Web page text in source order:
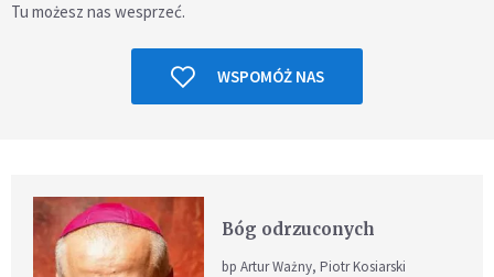
Tu możesz nas wesprzeć.
WSPOMÓŻ NAS
Bóg odrzuconych
bp Artur Ważny, Piotr Kosiarski